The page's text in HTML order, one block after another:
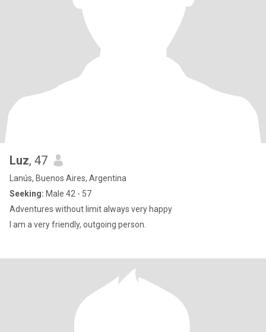
Luz, 47
Lanús, Buenos Aires, Argentina
Seeking: Male 42 - 57
Adventures without limit always very happy
I am a very friendly, outgoing person.